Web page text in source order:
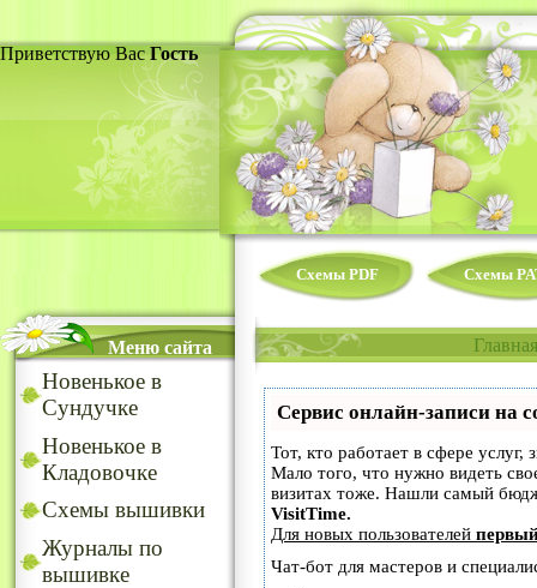
Приветствую Вас Гость
Схемы PDF Схемы
Меню сайта
Новенькое в
Сундучке
Новенькое в
Кладовочке
Схемы вышивки
Журналы по
вышивке
Главная
Сервис онлайн-записи на
Тот, кто работает в сфере услуг,
Мало того, что нужно видеть
визитах тоже. Нашли самый
VisitTime.
Для новых пользователей
Чат-бот для мастеров и